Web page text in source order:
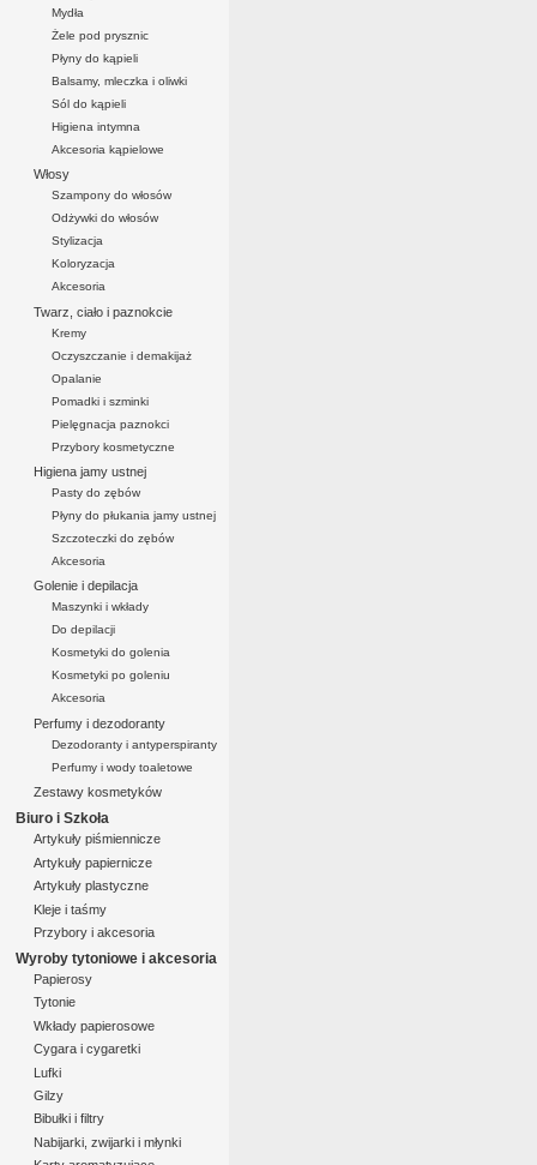
Mydła
Żele pod prysznic
Płyny do kąpieli
Balsamy, mleczka i oliwki
Sól do kąpieli
Higiena intymna
Akcesoria kąpielowe
Włosy
Szampony do włosów
Odżywki do włosów
Stylizacja
Koloryzacja
Akcesoria
Twarz, ciało i paznokcie
Kremy
Oczyszczanie i demakijaż
Opalanie
Pomadki i szminki
Pielęgnacja paznokci
Przybory kosmetyczne
Higiena jamy ustnej
Pasty do zębów
Płyny do płukania jamy ustnej
Szczoteczki do zębów
Akcesoria
Golenie i depilacja
Maszynki i wkłady
Do depilacji
Kosmetyki do golenia
Kosmetyki po goleniu
Akcesoria
Perfumy i dezodoranty
Dezodoranty i antyperspiranty
Perfumy i wody toaletowe
Zestawy kosmetyków
Biuro i Szkoła
Artykuły piśmiennicze
Artykuły papiernicze
Artykuły plastyczne
Kleje i taśmy
Przybory i akcesoria
Wyroby tytoniowe i akcesoria
Papierosy
Tytonie
Wkłady papierosowe
Cygara i cygaretki
Lufki
Gilzy
Bibułki i filtry
Nabijarki, zwijarki i młynki